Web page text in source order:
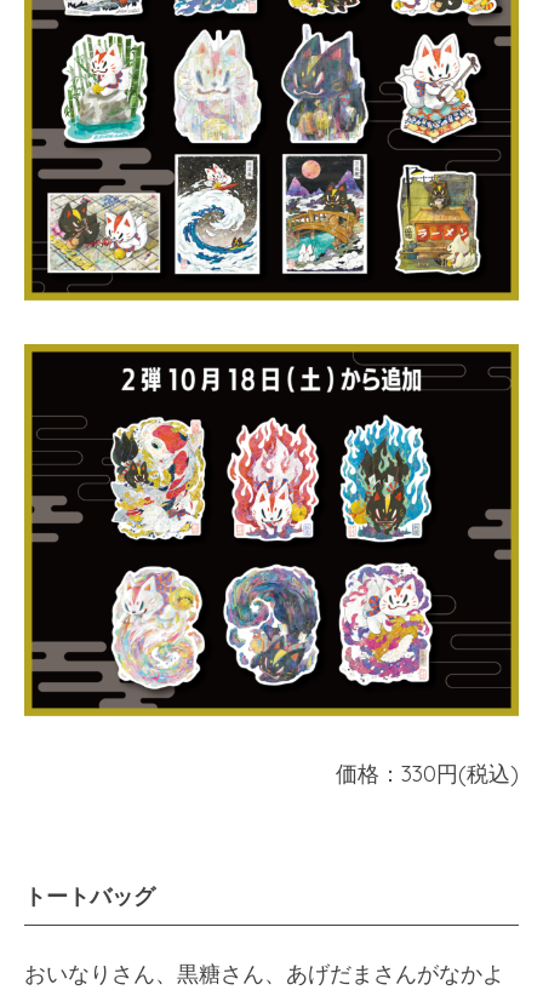
価格：330円(税込)
トートバッグ
おいなりさん、黒糖さん、あげだまさんがなかよ